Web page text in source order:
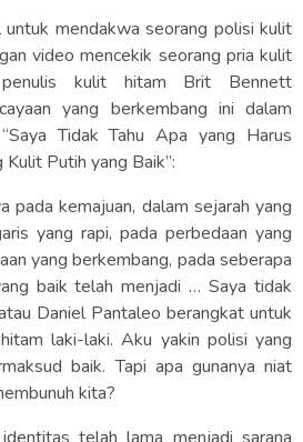
mendakwa seorang polisi kulit
video mencekik seorang pria kulit
kulit hitam Brit Bennett
yang berkembang ini dalam
Tidak Tahu Apa yang Harus
Putih yang Baik”:
pada kemajuan, dalam sejarah yang
yang rapi, pada perbedaan yang
yang berkembang, pada seberapa
baik telah menjadi … Saya tidak
Daniel Pantaleo berangkat untuk
laki-laki. Aku yakin polisi yang
baik. Tapi apa gunanya niat
kita?